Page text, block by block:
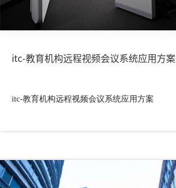
itc-教育机构远程视频会议系统应用方案
itc-教育机构远程视频会议系统应用方案